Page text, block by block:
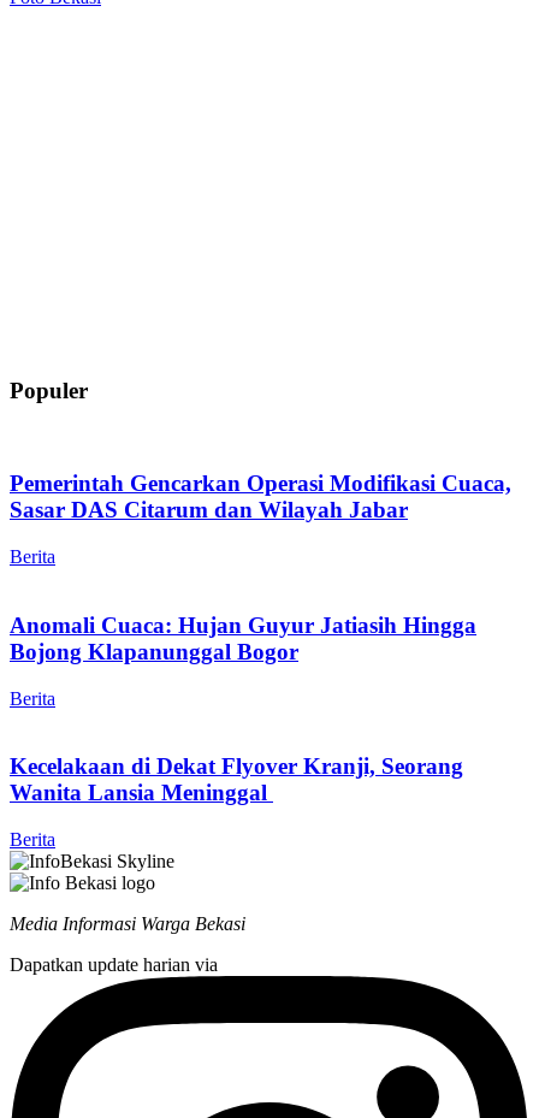
Populer
Pemerintah Gencarkan Operasi Modifikasi Cuaca,
Sasar DAS Citarum dan Wilayah Jabar
Berita
Anomali Cuaca: Hujan Guyur Jatiasih Hingga
Bojong Klapanunggal Bogor
Berita
Kecelakaan di Dekat Flyover Kranji, Seorang
Wanita Lansia Meninggal
Berita
Media Informasi Warga Bekasi
Dapatkan update harian via